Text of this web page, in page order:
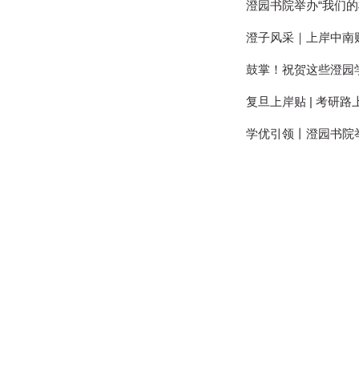
澄园书院举办“我们
澄子风采｜上岸中南
鼓掌！祝贺这些澄园
复旦上岸贴 | 考研路
学优引领丨澄园书院